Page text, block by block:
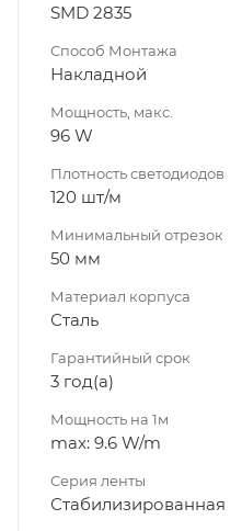
SMD 2835
Способ Монтажа
Накладной
Мощность, макс.
96 W
Плотность светодиодов
120 шт/м
Минимальный отрезок
50 мм
Материал корпуса
Сталь
Гарантийный срок
3 год(а)
Мощность на 1м
max: 9.6 W/m
Серия ленты
Стабилизированная